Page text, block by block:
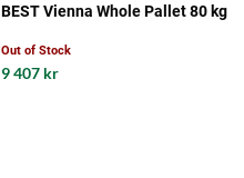
BEST Vienna Whole Pallet 80 kg
Out of Stock
9 407 kr